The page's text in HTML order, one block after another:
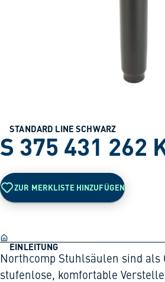
STANDARD LINE SCHWARZ
S 375 431 262
ZUR MERKLISTE HINZUFÜGEN
EINLEITUNG
Northcomp Stuhlsäulen sind als
stufenlose, komfortable